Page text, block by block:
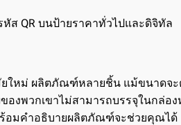
ใหม่ ผลิตภัณฑ์หลายชิ้น แม้ขนาดจ
องพวกเขาไม่สามารถบรรจุในกล่อ
ร้อมคำอธิบายผลิตภัณฑ์จะช่วยคุณได้